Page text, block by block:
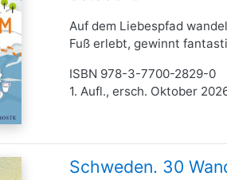
Auf dem Liebespfad
Fuß erlebt, gewinnt
ISBN 978-3-7700-2829-0
1. Aufl., ersch. Oktober
Schweden. 30